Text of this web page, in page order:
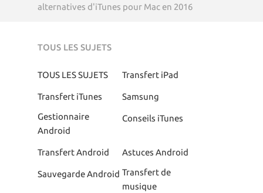
alternatives d'iTunes pour Mac en 2016
TOUS LES SUJETS
TOUS LES SUJETS Transfert iPad
Transfert iTunes
Samsung
Gestionnaire
Android
Conseils iTunes
Transfert Android Astuces Android
Sauvegarde Android Transfert de
musique